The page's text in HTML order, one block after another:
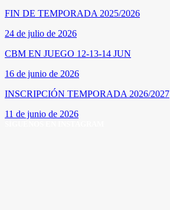
FIN DE TEMPORADA 2025/2026
24 de julio de 2026
CBM EN JUEGO 12-13-14 JUN
16 de junio de 2026
INSCRIPCIÓN TEMPORADA 2026/2027
11 de junio de 2026